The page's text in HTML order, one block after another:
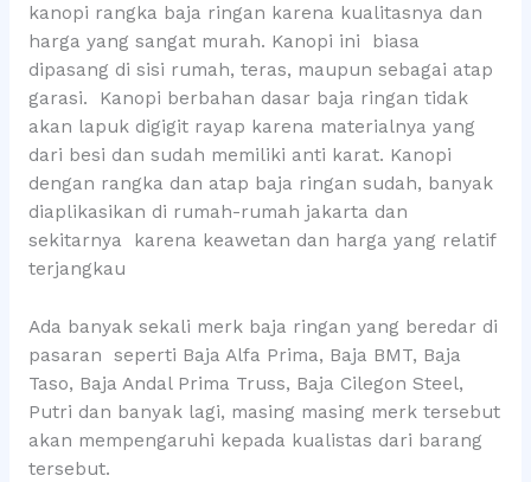
kanopi rangka baja ringan karena kualitasnya dan
harga yang sangat murah. Kanopi ini biasa
dipasang di sisi rumah, teras, maupun sebagai atap
garasi. Kanopi berbahan dasar baja ringan tidak
akan lapuk digigit rayap karena materialnya yang
dari besi dan sudah memiliki anti karat. Kanopi
dengan rangka dan atap baja ringan sudah, banyak
diaplikasikan di rumah-rumah jakarta dan
sekitarnya karena keawetan dan harga yang relatif
terjangkau
Ada banyak sekali merk baja ringan yang beredar di
pasaran seperti Baja Alfa Prima, Baja BMT, Baja
Taso, Baja Andal Prima Truss, Baja Cilegon Steel,
Putri dan banyak lagi, masing masing merk tersebut
akan mempengaruhi kepada kualistas dari barang
tersebut.